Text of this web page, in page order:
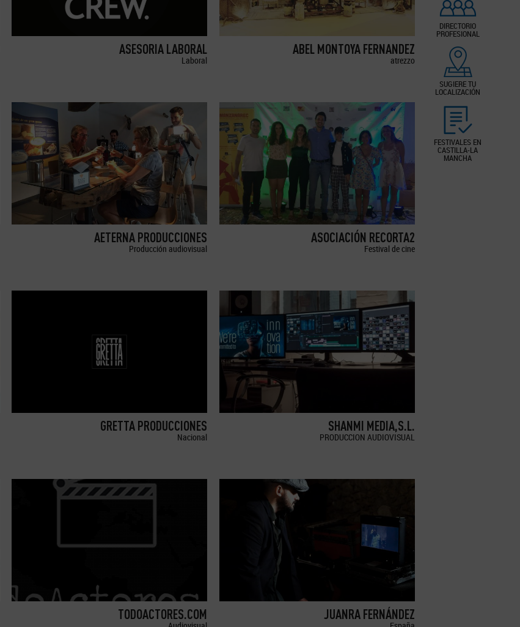
DIRECTORIO
PROFESIONAL
SUGIERE TU
LOCALIZACIÓN
FESTIVALES EN
CASTILLA-LA
MANCHA
ASESORIA LABORAL
Laboral
ABEL MONTOYA FERNANDEZ
atrezzo
AETERNA PRODUCCIONES
Producción audiovisual
ASOCIACIÓN RECORTA2
Festival de cine
GRETTA PRODUCCIONES
Nacional
SHANMI MEDIA,S.L.
PRODUCCION AUDIOVISUAL
TODOACTORES.COM JUANRA FERNÁNDEZ